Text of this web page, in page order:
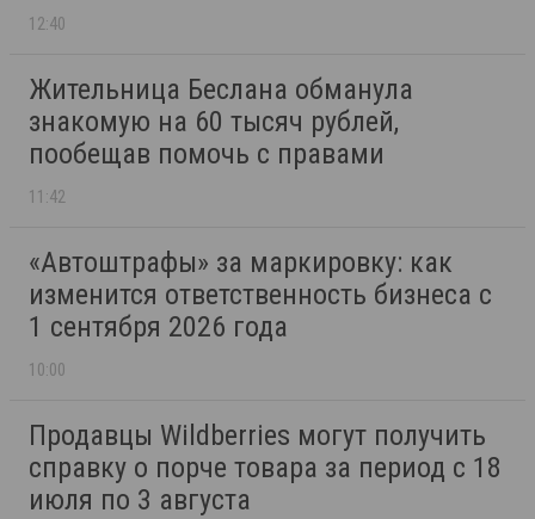
12:40
Жительница Беслана обманула
знакомую на 60 тысяч рублей,
пообещав помочь с правами
11:42
«Автоштрафы» за маркировку: как
изменится ответственность бизнеса с
1 сентября 2026 года
10:00
Продавцы Wildberries могут получить
справку о порче товара за период с 18
июля по 3 августа